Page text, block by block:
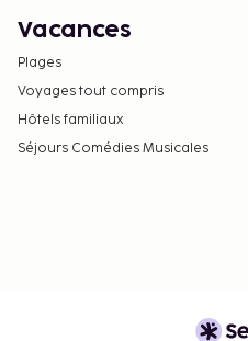
Vacances
Plages
Voyages tout compris
Hôtels familiaux
Séjours Comédies Musicales